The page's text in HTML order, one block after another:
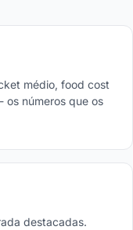
médio, food cost
os números que os
destacadas.